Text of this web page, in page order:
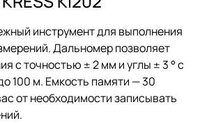
инструмент для выполнения
Дальномер позволяет
с точностью ± 2 мм и углы ± 3 ° с
100 м. Емкость памяти — 30
от необходимости записывать